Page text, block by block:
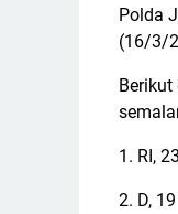
Polda
(16/3/
1. RI,
2. D,